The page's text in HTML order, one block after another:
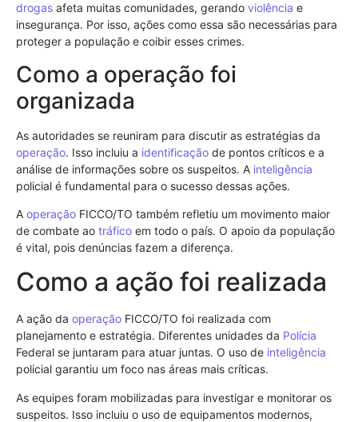
drogas afeta muitas comunidades, gerando violência e
insegurança. Por isso, ações como essa são necessárias para
proteger a população e coibir esses crimes.
Como a operação foi
organizada
As autoridades se reuniram para discutir as estratégias da
operação. Isso incluiu a identificação de pontos críticos e a
análise de informações sobre os suspeitos. A inteligência
policial é fundamental para o sucesso dessas ações.
A operação FICCO/TO também refletiu um movimento maior
de combate ao tráfico em todo o país. O apoio da população
é vital, pois denúncias fazem a diferença.
Como a ação foi realizada
A ação da operação FICCO/TO foi realizada com
planejamento e estratégia. Diferentes unidades da Polícia
Federal se juntaram para atuar juntas. O uso de inteligência
policial garantiu um foco nas áreas mais críticas.
As equipes foram mobilizadas para investigar e monitorar os
suspeitos. Isso incluiu o uso de equipamentos modernos,